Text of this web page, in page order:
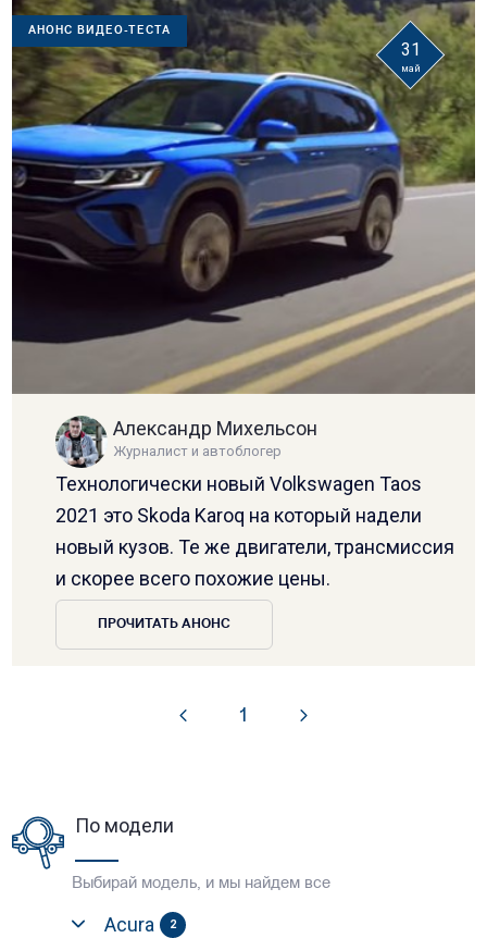
АНОНС ВИДЕО-ТЕСТА
31
май
Александр Михельсон
Журналист и автоблогер
Технологически новый Volkswagen Taos
2021 это Skoda Karoq на который надели
новый кузов. Те же двигатели, трансмиссия
и скорее всего похожие цены.
ПРОЧИТАТЬ АНОНС
1
По модели
Выбирай модель, и мы найдем все
Acura 2